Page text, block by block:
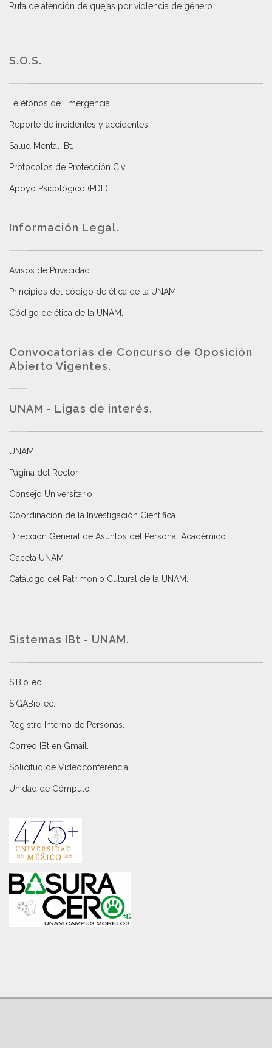
Ruta de atención de quejas por violencia de género
S.O.S.
Teléfonos de Emergencia.
Reporte de incidentes y accidentes
Salud Mental IBt
Protocolos de Protección Civil
Apoyo Psicológico (PDF)
Información Legal.
Avisos de Privacidad
Principios del código de ética de la UNAM
Código de ética de la UNAM
Convocatorias de Concurso de Oposición
Abierto Vigentes.
UNAM - Ligas de interés.
UNAM
Página del Rector
Consejo Universitario
Coordinación de la Investigación Científica
Dirección General de Asuntos del Personal Académico
Gaceta UNAM
Catálogo del Patrimonio Cultural de la UNAM.
Sistemas IBt - UNAM.
SiBioTec
SiGABioTec.
Registro Interno de Personas
Correo IBt en Gmail
Solicitud de Videoconferencia.
Unidad de Cómputo